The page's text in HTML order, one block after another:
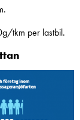
tkm per lastbil.